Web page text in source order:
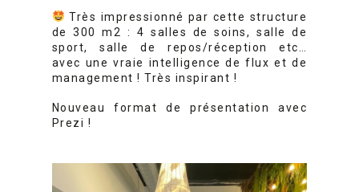
Très impressionné par cette structure
de 300 m2 : 4 salles de soins, salle de
sport, salle de repos/réception etc…
avec une vraie intelligence de flux et de
management ! Très inspirant !
Nouveau format de présentation avec
Prezi !